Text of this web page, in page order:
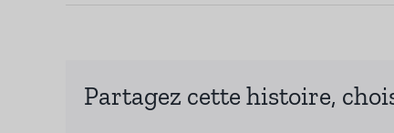
Partagez cette histoire,